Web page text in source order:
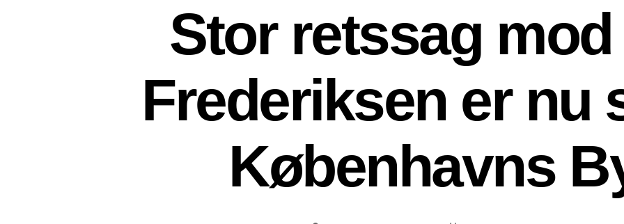
Stor retssag mod
Frederiksen er nu
Københavns